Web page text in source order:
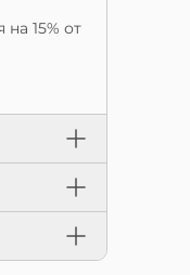
15% от